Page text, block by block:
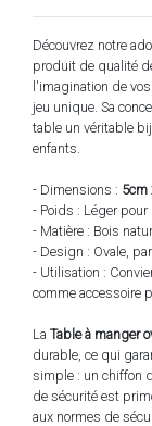
Découvrez notre
produit de qualité
l'imagination de
jeu unique. Sa
table un véritable
enfants.
- Dimensions : 5cm
- Poids : Léger
- Matière : Bois
- Design : Ovale,
- Utilisation :
comme accessoire
La Table à manger
durable, ce qui
simple : un chiffon
de sécurité est
aux normes de